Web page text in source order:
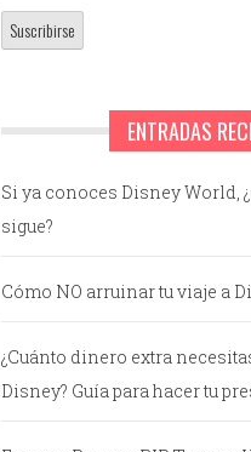
ENTRADAS
Si ya conoces Disney World,
sigue?
Cómo NO arruinar tu viaje a
¿Cuánto dinero extra
Disney? Guía para hacer tu